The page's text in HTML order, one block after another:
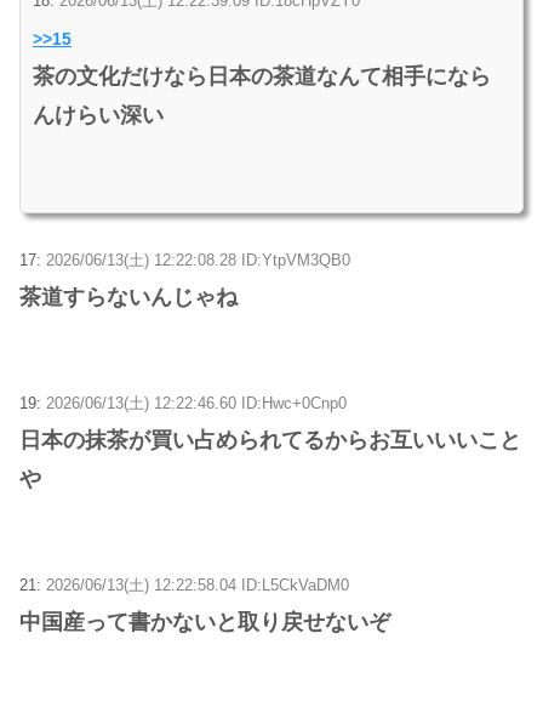
>>15
茶の文化だけなら日本の茶道なんて相手になら
んけらい深い
17: 2026/06/13(土) 12:22:08.28 ID:YtpVM3QB0
茶道すらないんじゃね
19: 2026/06/13(土) 12:22:46.60 ID:Hwc+0Cnp0
日本の抹茶が買い占められてるからお互いいいこと
や
21: 2026/06/13(土) 12:22:58.04 ID:L5CkVaDM0
中国産って書かないと取り戻せないぞ